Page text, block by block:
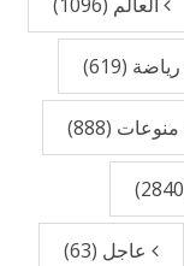
رياضة (619)
منوعات (888)
عاجل (63)